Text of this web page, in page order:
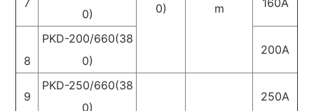
0) m
7
0)
160A
8
PKD-200/660(38
0)
200A
9
PKD-250/660(38
0)
250A